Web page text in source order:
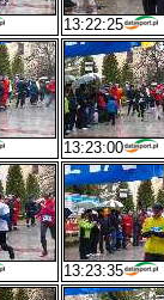
13:22:25
13:23:00
13:23:35